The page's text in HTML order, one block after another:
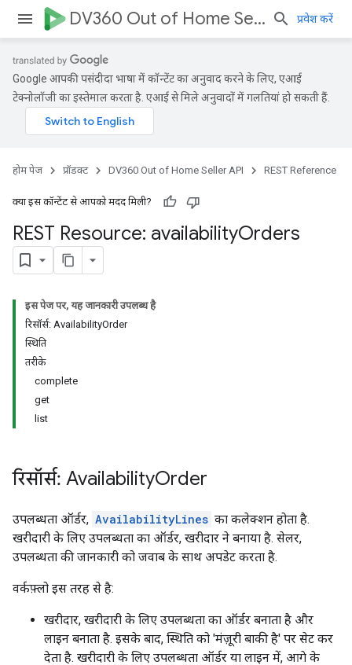
DV360 Out of Home Seller API प्रवेश करें
Google आपकी पसंदीदा भाषा में कॉन्टेंट का अनुवाद करने के लिए, एआई
टेक्नोलॉजी का इस्तेमाल करता है. एआई से मिले अनुवादों में गलतियां हो सकती हैं.
होम पेज प्रॉडक्ट DV360 Out of Home Seller API REST Reference
क्या इस कॉन्टेंट से आपको मदद मिली?
REST Resource: availabilityOrders
इस पेज पर, यह जानकारी उपलब्ध है
रिसॉर्स: AvailabilityOrder
स्थिति
तरीके
complete
get
list
रिसॉर्स: AvailabilityOrder
उपलब्धता ऑर्डर, AvailabilityLines का कलेक्शन होता है.
खरीदारी के लिए उपलब्धता का ऑर्डर, खरीदार ने बनाया है. सेलर,
उपलब्धता की जानकारी को जवाब के साथ अपडेट करता है.
वर्कफ़्लो इस तरह से है:
खरीदार, खरीदारी के लिए उपलब्धता का ऑर्डर बनाता है और
लाइन बनाता है. इसके बाद, स्थिति को 'मंज़ूरी बाकी है' पर सेट कर
देता है. खरीदारी के लिए उपलब्धता ऑर्डर या लाइन में, आगे के